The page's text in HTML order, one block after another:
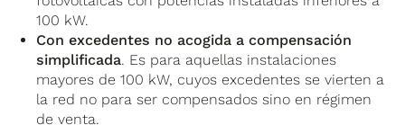
100 kW.
Con excedentes no acogida a compensación
simplificada. Es para aquellas instalaciones
mayores de 100 kW, cuyos excedentes se vierten a
la red no para ser compensados sino en régimen
de venta.